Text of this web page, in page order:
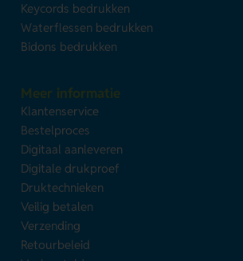
Keycords bedrukken
Waterflessen bedrukken
Bidons bedrukken
Meer informatie
Klantenservice
Bestelproces
Digitaal aanleveren
Digitale drukproef
Druktechnieken
Veilig betalen
Verzending
Retourbeleid